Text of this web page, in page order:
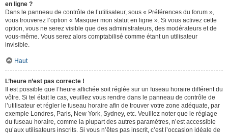
en ligne ?
Dans le panneau de contrôle de l’utilisateur, sous « Préférences du forum »,
vous trouverez l’option « Masquer mon statut en ligne ». Si vous activez cette
option, vous ne serez visible que des administrateurs, des modérateurs et de
vous-même. Vous serez alors comptabilisé comme étant un utilisateur
invisible.
Haut
L’heure n’est pas correcte !
Il est possible que l’heure affichée soit réglée sur un fuseau horaire différent du
vôtre. Si tel était le cas, veuillez vous rendre dans le panneau de contrôle de
l’utilisateur et régler le fuseau horaire afin de trouver votre zone adéquate, par
exemple Londres, Paris, New York, Sydney, etc. Veuillez noter que le réglage
du fuseau horaire, comme la plupart des autres paramètres, n’est accessible
qu’aux utilisateurs inscrits. Si vous n’êtes pas inscrit, c’est l’occasion idéale de